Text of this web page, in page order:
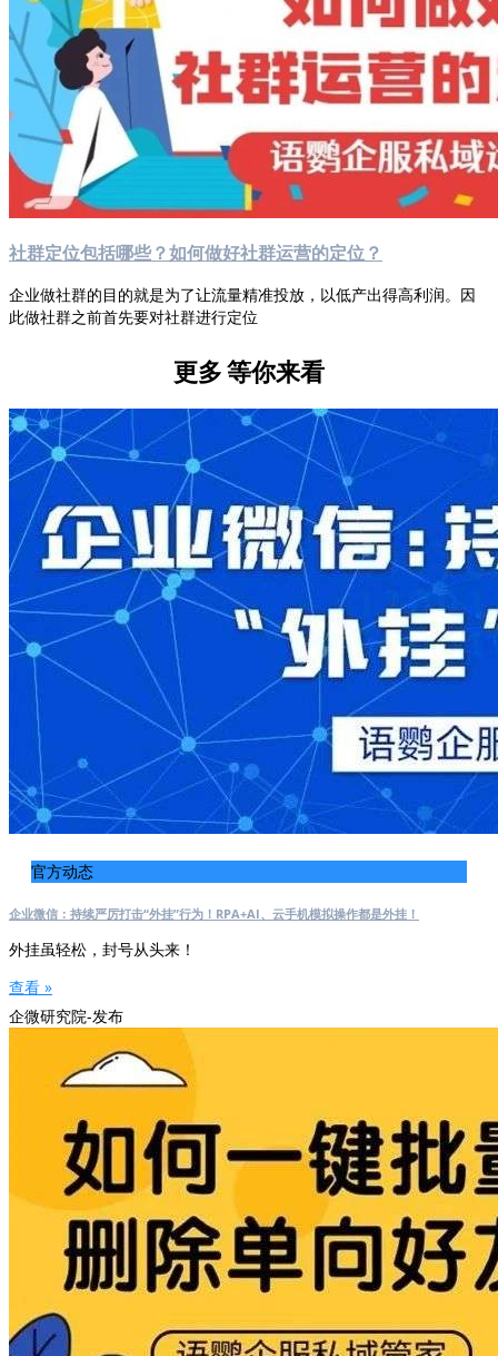
社群定位包括哪些？如何做好社群运营的定位？
企业做社群的目的就是为了让流量精准投放，以低产出得高利润。因
此做社群之前首先要对社群进行定位
更多等你来看
官方动态
企业微信：持续严厉打击“外挂”行为！RPA+AI、云手机模拟操作都是外挂！
外挂虽轻松，封号从头来！
查看 »
企微研究院-发布